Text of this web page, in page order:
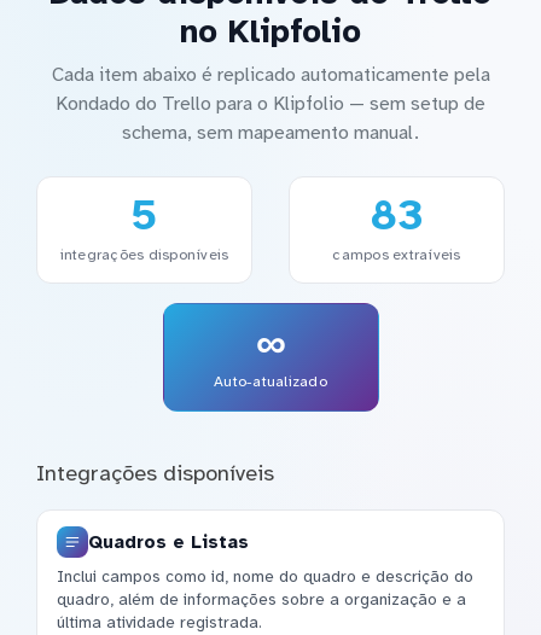
no Klipfolio
Cada item abaixo é replicado automaticamente pela
Kondado do Trello para o Klipfolio — sem setup de
schema, sem mapeamento manual.
5
integrações disponíveis
83
campos extraíveis
∞
Auto-atualizado
Integrações disponíveis
Quadros e Listas
Inclui campos como id, nome do quadro e descrição do
quadro, além de informações sobre a organização e a
última atividade registrada.